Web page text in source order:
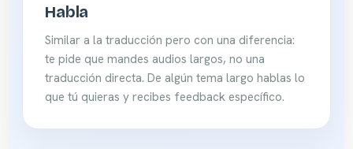
Habla
Similar a la traducción pero con una diferencia:
te pide que mandes audios largos, no una
traducción directa. De algún tema largo hablas lo
que tú quieras y recibes feedback específico.